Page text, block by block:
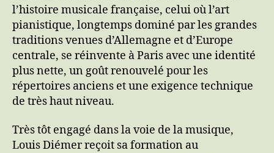
l’histoire musicale française, celui où l’art
pianistique, longtemps dominé par les grandes
traditions venues d’Allemagne et d’Europe
centrale, se réinvente à Paris avec une identité
plus nette, un goût renouvelé pour les
répertoires anciens et une exigence technique
de très haut niveau.
Très tôt engagé dans la voie de la musique,
Louis Diémer reçoit sa formation au